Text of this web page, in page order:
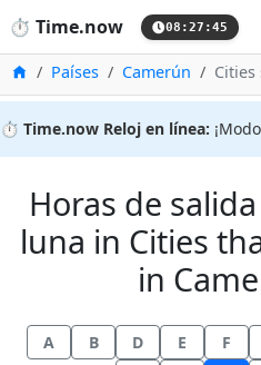
⏱️ Time.now 08:27:46
InicioPaíses Camerún
⏱️ Time.now Reloj en línea:
Horas de
luna in Cities
in
A B D E F